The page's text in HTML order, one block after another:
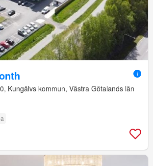
Kungälvs kommun, Västra Götalands län